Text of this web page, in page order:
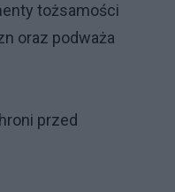
tożsamości
oraz podważa
przed